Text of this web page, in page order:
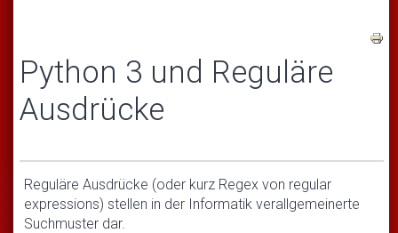
Python 3 und Reguläre
Ausdrücke
Reguläre Ausdrücke (oder kurz Regex von regular
expressions) stellen in der Informatik verallgemeinerte
Suchmuster dar.